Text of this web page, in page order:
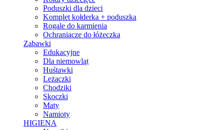
Poduszki dla dzieci
Komplet kołderka + poduszka
Rogale do karmienia
Ochraniacze do łóżeczka
Zabawki
Edukacyjne
Dla niemowląt
Huśtawki
Leżaczki
Chodziki
Skoczki
Maty
Namioty
HIGIENA